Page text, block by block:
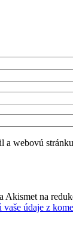
a webovú
Akismet na
údaje z